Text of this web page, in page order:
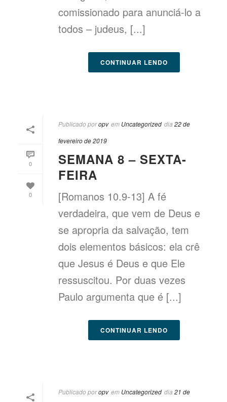
comissionado para anunciá-lo a
todos – judeus, [...]
CONTINUAR LENDO
0
0
Publicado poropv em Uncategorized dia 22 de
fevereiro de 2019
SEMANA 8 – SEXTA-
FEIRA
[Romanos 10.9-13] A fé
verdadeira, que vem de Deus e
se apropria da salvação, tem
dois elementos básicos: ela crê
que Jesus é Deus e que Ele
ressuscitou. Por duas vezes
Paulo argumenta que é [...]
CONTINUAR LENDO
Publicado poropv em Uncategorized dia 21 de